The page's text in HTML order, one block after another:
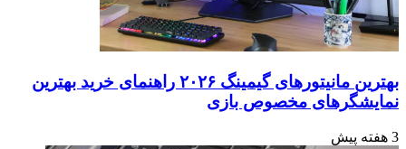
بهترین مانیتورهای گیمینگ ۲۰۲۶ راهنمای خرید بهترین
نمایشگرهای مخصوص بازی
3 هفته پیش